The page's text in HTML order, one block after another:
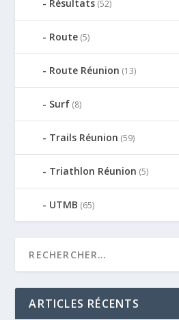
Résultats (52)
Route (5)
Route Réunion (13)
Surf (8)
Trails Réunion (59)
Triathlon Réunion (5)
UTMB (65)
ARTICLES RÉCENTS